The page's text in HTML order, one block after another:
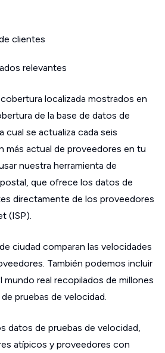
clientes
relevantes
localizada mostrados en
de la base de datos de
cual se actualiza cada seis
más actual de proveedores en tu
nuestra herramienta de
que ofrece los datos de
directamente de los proveedores
(ISP).
ciudad comparan las velocidades
También podemos incluir
mundo real recopilados de millones
pruebas de velocidad.
datos de pruebas de velocidad,
atípicos y proveedores con